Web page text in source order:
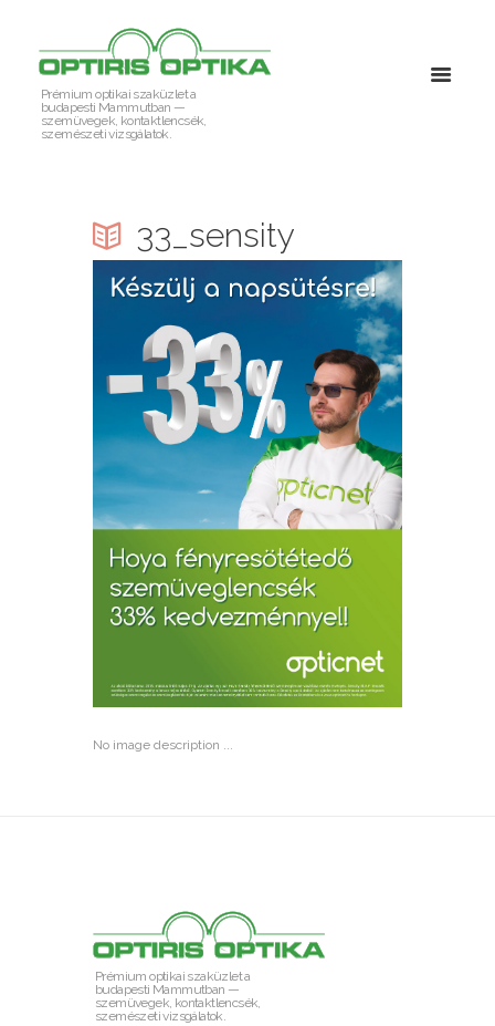
Prémium optikai szaküzlet a
budapesti Mammutban —
szemüvegek, kontaktlencsék,
szemészeti vizsgálatok.
33_sensity
No image description ...
Prémium optikai szaküzlet a
budapesti Mammutban —
szemüvegek, kontaktlencsék,
szemészeti vizsgálatok.